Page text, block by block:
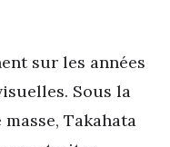
sur les années
Sous la
Takahata